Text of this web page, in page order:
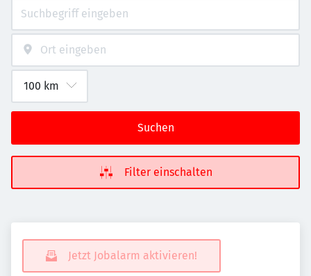
Suchen
Filter einschalten
Jetzt Jobalarm aktivieren!